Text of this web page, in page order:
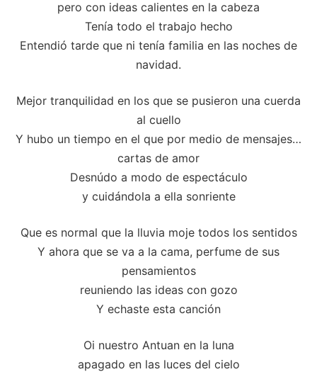
pero con ideas calientes en la cabeza
Tenía todo el trabajo hecho
Entendió tarde que ni tenía familia en las noches de
navidad.
Mejor tranquilidad en los que se pusieron una cuerda
al cuello
Y hubo un tiempo en el que por medio de mensajes…
cartas de amor
Desnúdo a modo de espectáculo
y cuidándola a ella sonriente
Que es normal que la lluvia moje todos los sentidos
Y ahora que se va a la cama, perfume de sus
pensamientos
reuniendo las ideas con gozo
Y echaste esta canción
Oi nuestro Antuan en la luna
apagado en las luces del cielo